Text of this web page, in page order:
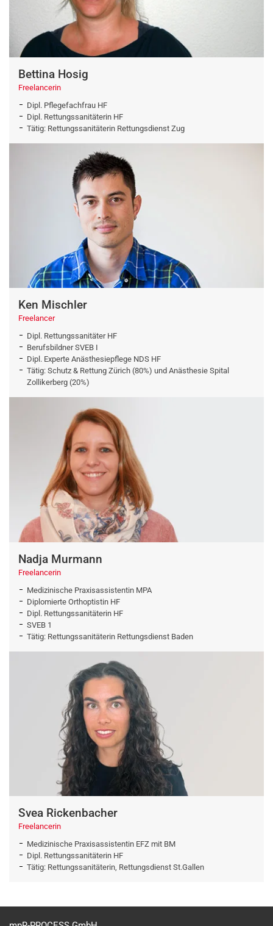
Bettina Hosig
Freelancerin
Dipl. Pflegefachfrau HF
Dipl. Rettungssanitäterin HF
Tätig: Rettungssanitäterin Rettungsdienst Zug
Ken Mischler
Freelancer
Dipl. Rettungssanitäter HF
Berufsbildner SVEB I
Dipl. Experte Anästhesiepflege NDS HF
Tätig: Schutz & Rettung Zürich (80%) und Anästhesie Spital
Zollikerberg (20%)
Nadja Murmann
Freelancerin
Medizinische Praxisassistentin MPA
Diplomierte Orthoptistin HF
Dipl. Rettungssanitäterin HF
SVEB 1
Tätig: Rettungssanitäterin Rettungsdienst Baden
Svea Rickenbacher
Freelancerin
Medizinische Praxisassistentin EFZ mit BM
Dipl. Rettungssanitäterin HF
Tätig: Rettungssanitäterin, Rettungsdienst St.Gallen